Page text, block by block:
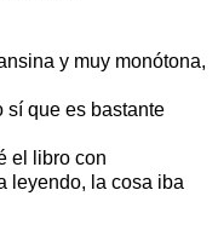
y muy monótona,
sí que es bastante
el libro con
leyendo, la cosa iba